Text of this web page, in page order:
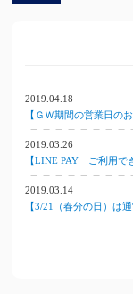
2019.04.18
【ＧＷ期間の営業日の
2019.03.26
【LINE PAY ご利用で
2019.03.14
【3/21（春分の日）は